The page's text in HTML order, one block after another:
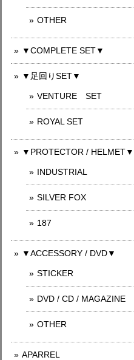
OTHER
▼COMPLETE SET▼
▼足回りSET▼
VENTURE SET
ROYAL SET
▼PROTECTOR / HELMET▼
INDUSTRIAL
SILVER FOX
187
▼ACCESSORY / DVD▼
STICKER
DVD / CD / MAGAZINE
OTHER
APARREL